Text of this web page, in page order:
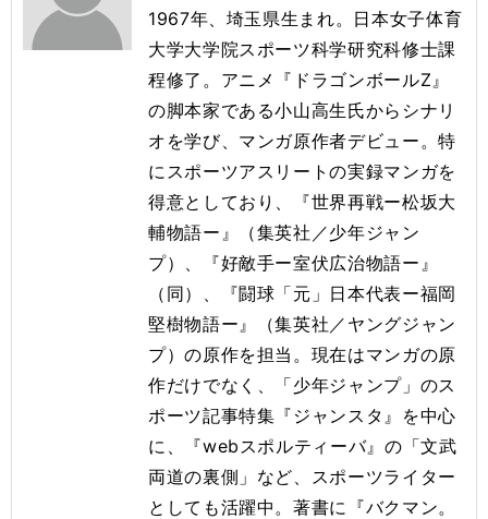
1967年、埼玉県生まれ。日本女子体育
大学大学院スポーツ科学研究科修士課
程修了。アニメ『ドラゴンボールZ』
の脚本家である小山高生氏からシナリ
オを学び、マンガ原作者デビュー。特
にスポーツアスリートの実録マンガを
得意としており、『世界再戦ー松坂大
輔物語ー』（集英社／少年ジャン
プ）、『好敵手ー室伏広治物語ー』
（同）、『闘球「元」日本代表ー福岡
堅樹物語ー』（集英社／ヤングジャン
プ）の原作を担当。現在はマンガの原
作だけでなく、「少年ジャンプ」のス
ポーツ記事特集『ジャンスタ』を中心
に、『webスポルティーバ』の「文武
両道の裏側」など、スポーツライター
としても活躍中。著書に『バクマン。